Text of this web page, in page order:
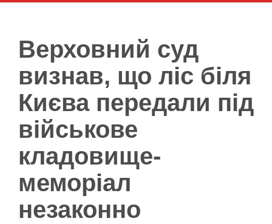
Верховний суд
визнав, що ліс біля
Києва передали під
військове
кладовище-
меморіал
незаконно